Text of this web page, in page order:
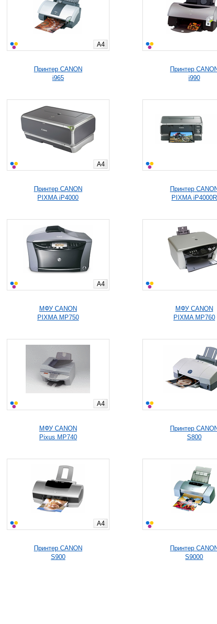
A4
Принтер CANON
i965
Принтер
i990
A4
Принтер CANON
PIXMA iP4000
Принтер
PIXMA iP4000R
A4
МФУ CANON
PIXMA MP750
МФУ CANON
PIXMA MP760
A4
МФУ CANON
Pixus MP740
Принтер
S800
A4
Принтер CANON
S900
Принтер
S9000